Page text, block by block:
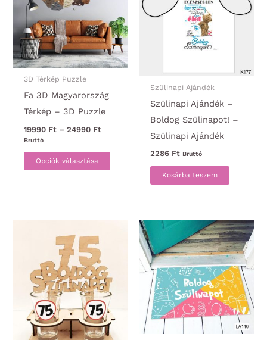
3D Térkép Puzzle
Fa 3D Magyarország
Térkép – 3D Puzzle
19990 Ft – 24990 FtÁrtartomány:
Bruttó
Opciók választása
Ennek
a
terméknek
variációja
változatok
a
termékoldalon
választhatók
ki
Szülinapi Ajándék
Szülinapi Ajándék –
Boldog Szülinapot! –
Szülinapi Ajándék
2286 Ft Bruttó
Kosárba teszem